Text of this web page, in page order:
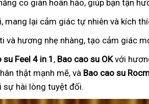
co giãn hoàn hảo, giúp bạn tận
mang lại cảm giác tự nhiên và kích
và hương nhẹ nhàng, tạo cảm giác
su Feel 4 in 1 , Bao cao su OKvới
thật mạnh mẽ, và Bao cao su
sự hài lòng tuyệt đối.